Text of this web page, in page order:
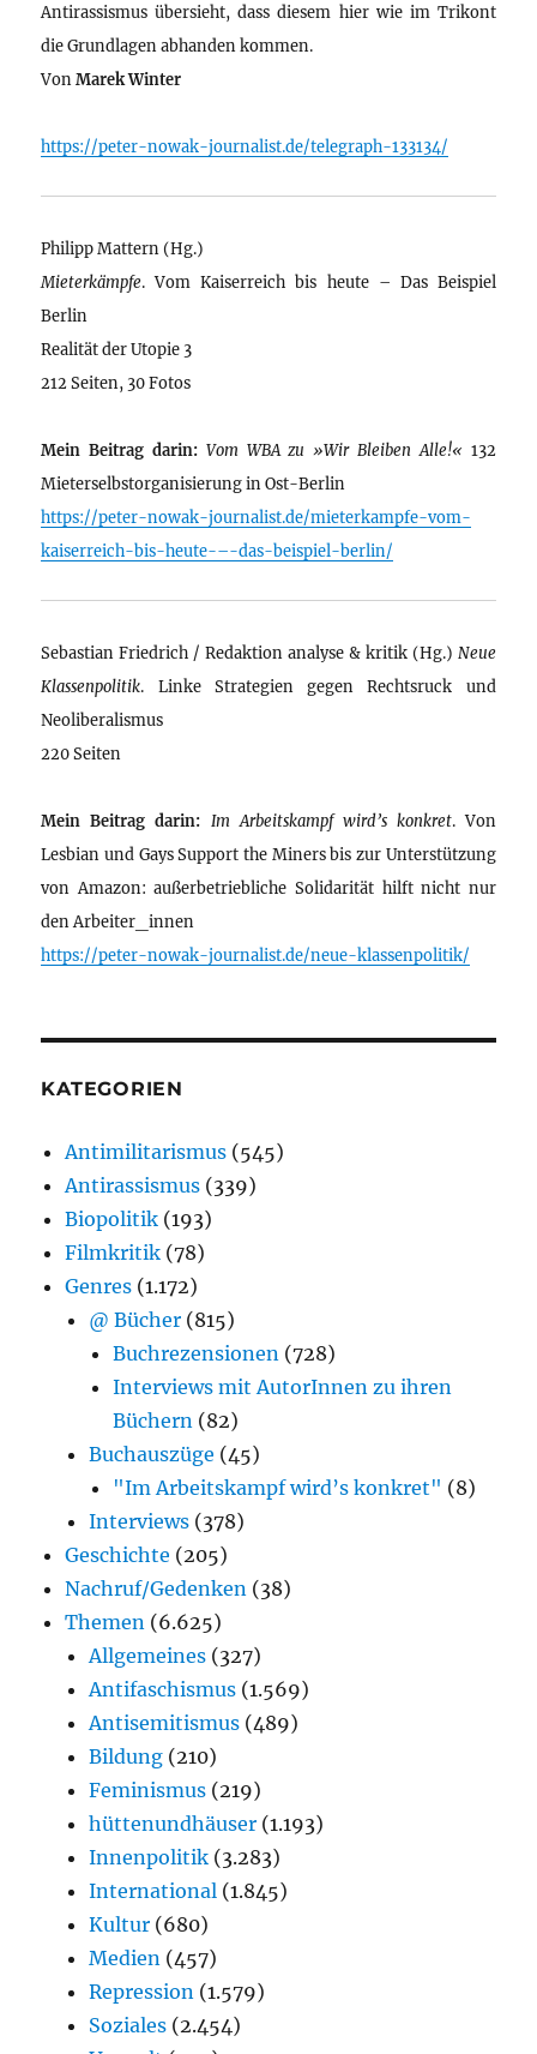
Antirassismus übersieht, dass diesem hier wie im Trikont
die Grundlagen abhanden kommen.
VonMarek Winter
https://peter-nowak-journalist.de/telegraph-133134/
Philipp Mattern (Hg.)
Mieterkämpfe. Vom Kaiserreich bis heute – Das Beispiel
Berlin
Realität der Utopie 3
212 Seiten, 30 Fotos
Mein Beitrag darin: Vom WBA zu »Wir Bleiben Alle!« 132
Mieterselbstorganisierung in Ost-Berlin
https://peter-nowak-journalist.de/mieterkampfe-vom-
kaiserreich-bis-heute-–-das-beispiel-berlin/
Sebastian Friedrich / Redaktion analyse & kritik (Hg.) Neue
Klassenpolitik. Linke Strategien gegen Rechtsruck und
Neoliberalismus
220 Seiten
Mein Beitrag darin: Im Arbeitskampf wird’s konkret. Von
Lesbian und Gays Support the Miners bis zur Unterstützung
von Amazon: außerbetriebliche Solidarität hilft nicht nur
den Arbeiter_innen
https://peter-nowak-journalist.de/neue-klassenpolitik/
KATEGORIEN
Antimilitarismus (545)
Antirassismus (339)
Biopolitik (193)
Filmkritik (78)
Genres (1.172)
@ Bücher (815)
Buchrezensionen (728)
Interviews mit AutorInnen zu ihren
Büchern (82)
Buchauszüge (45)
"Im Arbeitskampf wird’s konkret" (8)
Interviews (378)
Geschichte (205)
Nachruf/Gedenken (38)
Themen (6.625)
Allgemeines (327)
Antifaschismus (1.569)
Antisemitismus (489)
Bildung (210)
Feminismus (219)
hüttenundhäuser (1.193)
Innenpolitik (3.283)
International (1.845)
Kultur (680)
Medien (457)
Repression (1.579)
Soziales (2.454)